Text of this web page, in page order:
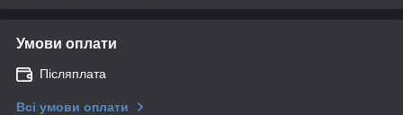
Умови оплати
Післяплата
Всі умови оплати